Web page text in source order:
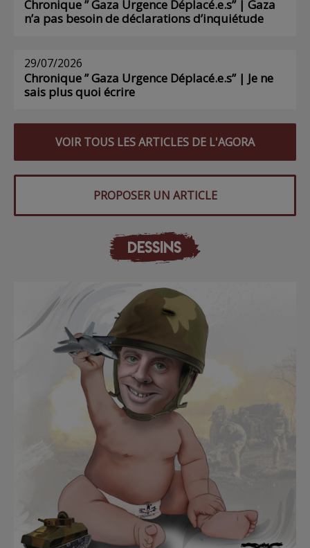
Chronique ” Gaza Urgence Déplacé.e.s” | Gaza
n’a pas besoin de déclarations d’inquiétude
29/07/2026
Chronique ” Gaza Urgence Déplacé.e.s” | Je ne
sais plus quoi écrire
VOIR TOUS LES ARTICLES DE L'AGORA
PROPOSER UN ARTICLE
DESSINS